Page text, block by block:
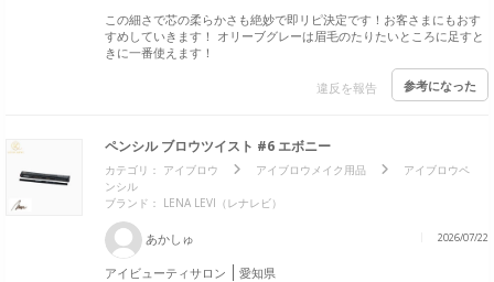
この細さで芯の柔らかさも絶妙で即リピ決定です！お客さまにもおす
すめしていきます！ オリーブグレーは眉毛のたりたいところに足すと
きに一番使えます！
違反を報告 参考になった
ペンシル ブロウツイスト #6 エボニー
カテゴリ： アイブロウ アイブロウメイク用品
アイブロウペ
ンシル
ブランド： LENA LEVI（レナレビ）
あかしゅ 2026/07/22
アイビューティサロン
愛知県